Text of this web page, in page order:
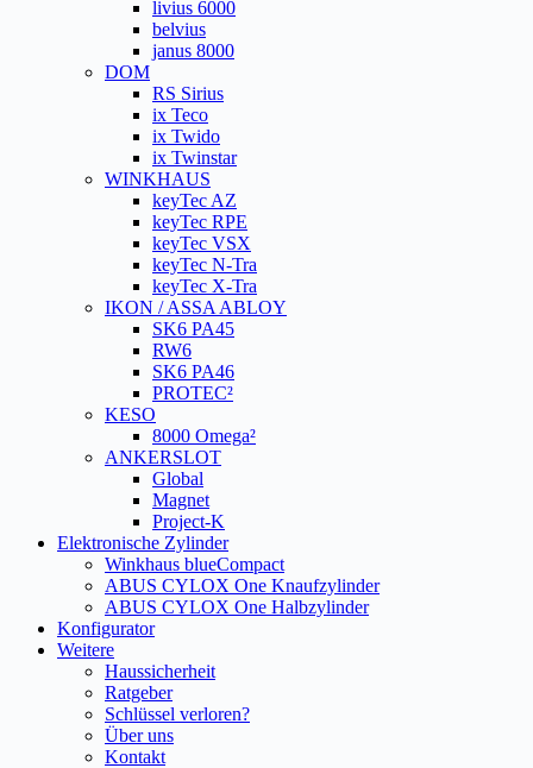
livius 6000
belvius
janus 8000
DOM
RS Sirius
ix Teco
ix Twido
ix Twinstar
WINKHAUS
keyTec AZ
keyTec RPE
keyTec VSX
keyTec N-Tra
keyTec X-Tra
IKON / ASSA ABLOY
SK6 PA45
RW6
SK6 PA46
PROTEC²
KESO
8000 Omega²
ANKERSLOT
Global
Magnet
Project-K
Elektronische Zylinder
Winkhaus blueCompact
ABUS CYLOX One Knaufzylinder
ABUS CYLOX One Halbzylinder
Konfigurator
Weitere
Haussicherheit
Ratgeber
Schlüssel verloren?
Über uns
Kontakt